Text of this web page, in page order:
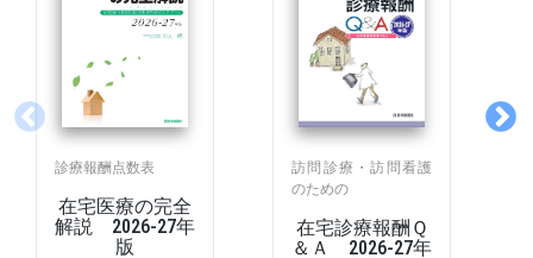
診療報酬点数表
在宅医療の完全
解説 2026-27年
版
訪問診療・訪問看護
のための
在宅診療報酬Ｑ
＆Ａ 2026-27年